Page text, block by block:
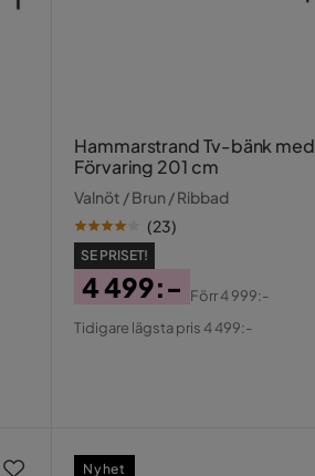
Hammarstrand Tv-bänk med
Förvaring 201 cm
Valnöt / Brun / Ribbad
(23)
SE PRISET!
Pris
4 499:-
Original
Förr4 999:-
Tidigare lägsta pris 4 499:-
Nyhet